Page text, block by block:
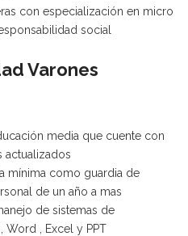
con especialización en micro
social
Varones
media que cuente con
actualizados
mínima como guardia de
de un año a mas
de sistemas de
, Excel y PPT